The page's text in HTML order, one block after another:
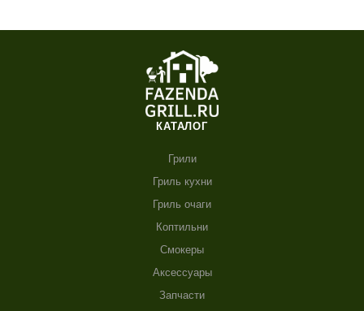
КАТАЛОГ
Грили
Гриль кухни
Гриль очаги
Коптильни
Смокеры
Аксессуары
Запчасти